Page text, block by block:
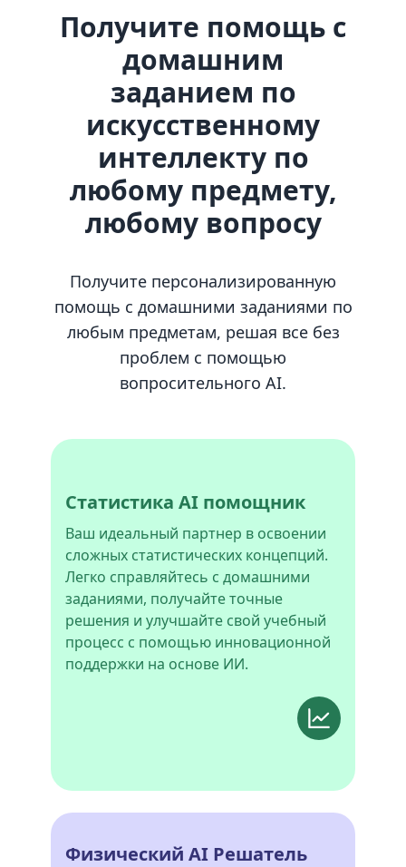
Получите помощь с
домашним
заданием по
искусственному
интеллекту по
любому предмету,
любому вопросу
Получите персонализированную
помощь с домашними заданиями по
любым предметам, решая все без
проблем с помощью
вопросительного AI.
Статистика AI помощник
Ваш идеальный партнер в освоении
сложных статистических концепций.
Легко справляйтесь с домашними
заданиями, получайте точные
решения и улучшайте свой учебный
процесс с помощью инновационной
поддержки на основе ИИ.
Физический AI Решатель